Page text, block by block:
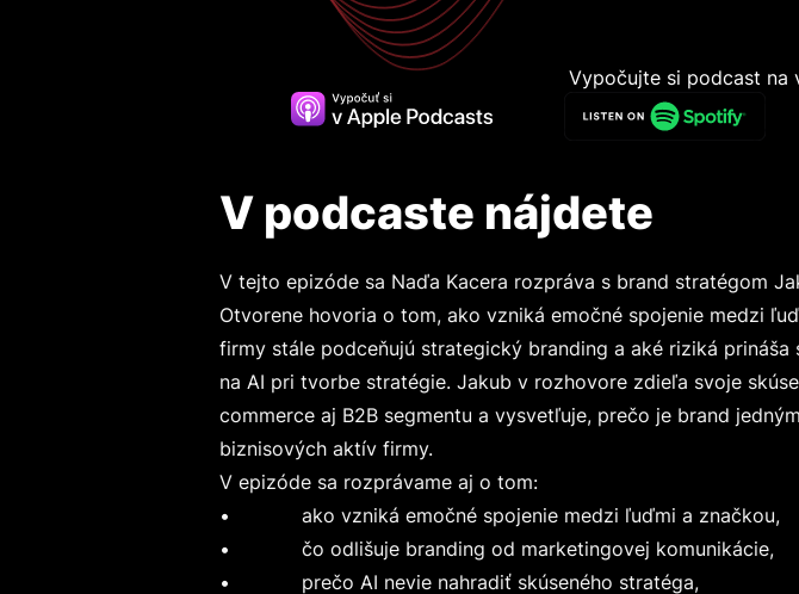
Vypočujte si podcast na
V podcaste nájdete
V tejto epizóde sa Naďa Kacera rozpráva s brand stratégom
Otvorene hovoria o tom, ako vzniká emočné spojenie medzi
firmy stále podceňujú strategický branding a aké riziká prináša
na AI pri tvorbe stratégie. Jakub v rozhovore zdieľa svoje
commerce aj B2B segmentu a vysvetľuje, prečo je brand
biznisových aktív firmy.
V epizóde sa rozprávame aj o tom:
• ako vzniká emočné spojenie medzi ľuďmi a značkou,
• čo odlišuje branding od marketingovej komunikácie,
• prečo AI nevie nahradiť skúseného stratéga,